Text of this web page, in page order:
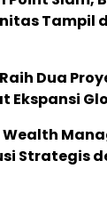
Tampil
Raih Dua
Ekspansi
Wealth
Strategis